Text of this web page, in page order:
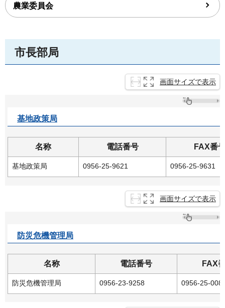
農業委員会
市長部局
画面サイズで表示
基地政策局
名称 電話番号 FAX番
基地政策局 0956-25-9621 0956-25-9631
画面サイズで表示
防災危機管理局
名称 電話番号 FAX
防災危機管理局 0956-23-9258 0956-25-